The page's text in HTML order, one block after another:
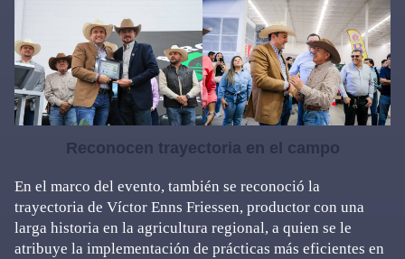
Reconocen trayectoria en el campo
En el marco del evento, también se reconoció la
trayectoria de Víctor Enns Friessen, productor con una
larga historia en la agricultura regional, a quien se le
atribuye la implementación de prácticas más eficientes en